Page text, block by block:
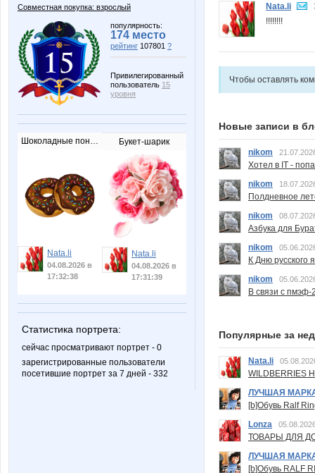
Совместная покупка: взрослый
популярность:
174 место
рейтинг 107801 ?
Привилегированный
пользователь 15
уровня
Шоколадные пончики
Nata.li
04.08.2026 в
17:32:38
Букет-шарик
Nata.li
04.08.2026 в
17:31:39
Статистика портрета:
сейчас просматривают портрет - 0
зарегистрированные пользователи
посетившие портрет за 7 дней - 332
Nata.li
!!!!!!!!
Чтобы оставлять
Новые записи в
nikom
Хотел в IT -
nikom
Полдневное
nikom
Азбука для
nikom
К Дню русского
nikom
В связи с пмэф-
Популярные за
Nata.li
ЛУЧШАЯ
[b]Обувь Ralf
Lonza
ТОВАРЫ ДЛЯ
ЛУЧШАЯ
[b]Обувь RALF